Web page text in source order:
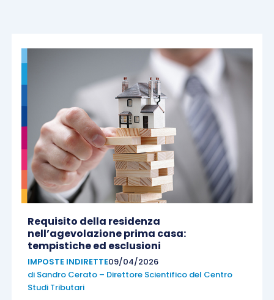
Requisito della residenza
nell’agevolazione prima casa:
tempistiche ed esclusioni
IMPOSTE INDIRETTE09/04/2026
di Sandro Cerato – Direttore Scientifico del Centro
Studi Tributari